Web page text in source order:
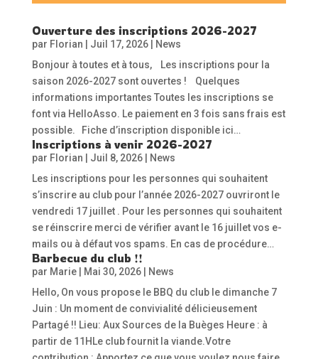
Ouverture des inscriptions 2026-2027
par Florian Juil 17, 2026|
News
Bonjour à toutes et à tous, Les inscriptions pour la
saison 2026-2027 sont ouvertes ! Quelques
informations importantes Toutes les inscriptions se
font via HelloAsso. Le paiement en 3 fois sans frais est
possible. Fiche d’inscription disponible ici…
Inscriptions à venir 2026-2027
par Florian Juil 8, 2026|
News
Les inscriptions pour les personnes qui souhaitent
s’inscrire au club pour l’année 2026-2027 ouvriront le
vendredi 17 juillet . Pour les personnes qui souhaitent
se réinscrire merci de vérifier avant le 16 juillet vos e-
mails ou à défaut vos spams. En cas de procédure…
Barbecue du club !!
par Marie| Mai 30, 2026|
News
Hello, On vous propose le BBQ du club le dimanche 7
Juin : Un moment de convivialité délicieusement
Partagé !! Lieu: Aux Sources de la Buèges Heure : à
partir de 11HLe club fournit la viande.Votre